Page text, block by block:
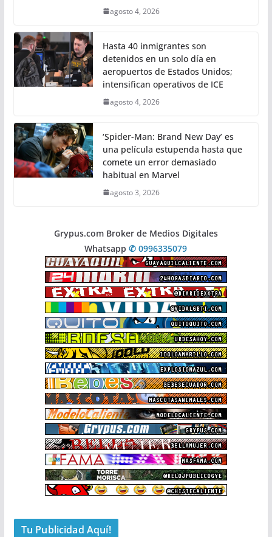
agosto 4, 2026
Hasta 40 inmigrantes son
detenidos en un solo día en
aeropuertos de Estados Unidos;
intensifican operativos de ICE
agosto 4, 2026
‘Spider-Man: Brand New Day’ es
una película estupenda hasta que
comete un error demasiado
habitual en Marvel
agosto 3, 2026
Grypus.com Broker de Medios Digitales
Whatsapp✆ 0996335079
Tu Publicidad Aquí!